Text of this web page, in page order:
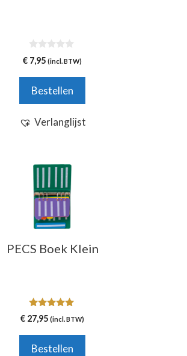
0
v
5
€ 7,95 (incl. BTW)
Bestellen
Verlanglijst
PECS Boek Klein
4.80
van 5
€ 27,95 (incl. BTW)
Bestellen